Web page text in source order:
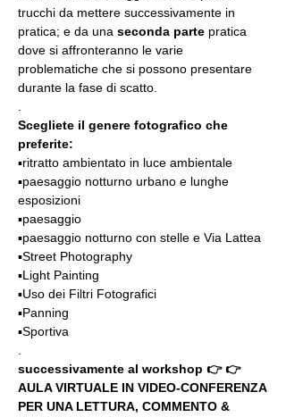
trucchi da mettere successivamente in
pratica; e da una seconda parte pratica
dove si affronteranno le varie
problematiche che si possono presentare
durante la fase di scatto.
Scegliete il genere fotografico che
preferite:
▪️ritratto ambientato in luce ambientale
▪️paesaggio notturno urbano e lunghe
esposizioni
▪️paesaggio
▪️paesaggio notturno con stelle e Via Lattea
▪️Street Photography
▪️Light Painting
▪️Uso dei Filtri Fotografici
▪️Panning
▪️Sportiva
successivamente al workshop 👉 👉
AULA VIRTUALE IN VIDEO-CONFERENZA
PER UNA LETTURA, COMMENTO &